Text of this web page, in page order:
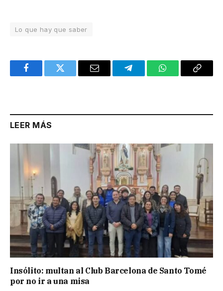
Lo que hay que saber
FacebookTwitter Email TelegramWhatsAppCopy
LEER MÁS
Insólito: multan al Club Barcelona de Santo Tomé
por no ir a una misa